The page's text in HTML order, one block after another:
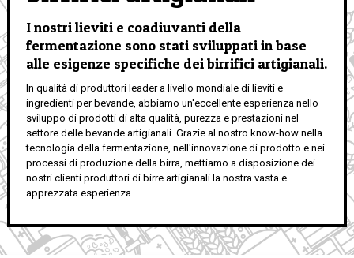
I nostri lieviti e coadiuvanti della
fermentazione sono stati sviluppati in base
alle esigenze specifiche dei birrifici artigianali.
In qualità di produttori leader a livello mondiale di lieviti e
ingredienti per bevande, abbiamo un'eccellente esperienza nello
sviluppo di prodotti di alta qualità, purezza e prestazioni nel
settore delle bevande artigianali. Grazie al nostro know-how nella
tecnologia della fermentazione, nell'innovazione di prodotto e nei
processi di produzione della birra, mettiamo a disposizione dei
nostri clienti produttori di birre artigianali la nostra vasta e
apprezzata esperienza.